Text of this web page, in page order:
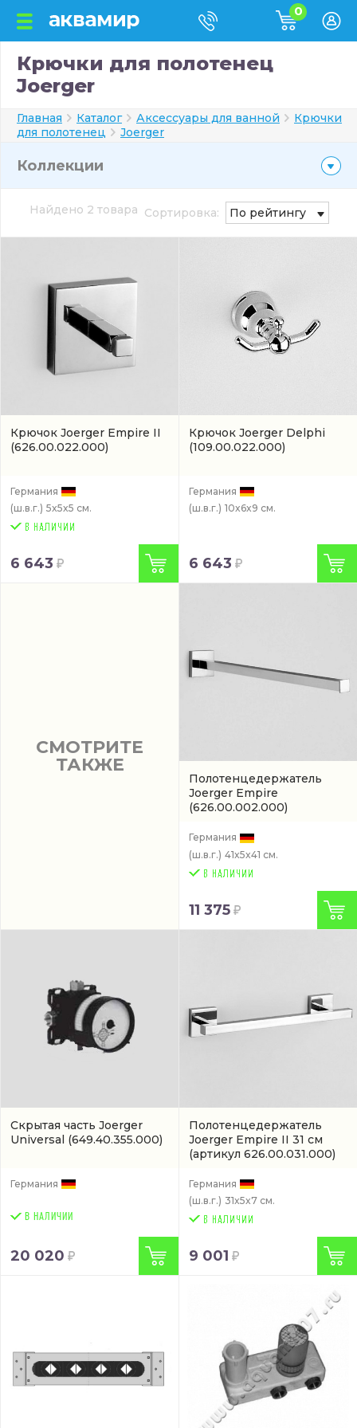
0
Крючки для полотенец
Joerger
Главная Каталог Аксессуары для ванной
Крючки
для полотенец
Joerger
Коллекции
Найдено 2 товара Сортировка: По рейтингу
Крючок Joerger Empire II
(626.00.022.000)
Германия
(ш.в.г.) 5x5x5 см.
6 643
Крючок Joerger Delphi
(109.00.022.000)
Германия
(ш.в.г.) 10x6x9 см.
6 643
СМОТРИТЕ
ТАКЖЕ
Полотенцедержатель
Joerger Empire
(626.00.002.000)
Германия
(ш.в.г.) 41x5x41 см.
11 375
Скрытая часть Joerger
Universal (649.40.355.000)
Германия
В НАЛИЧИИ
20 020
Полотенцедержатель
Joerger Empire II 31 см
(артикул 626.00.031.000)
Германия
(ш.в.г.) 31x5x7 см.
9 001